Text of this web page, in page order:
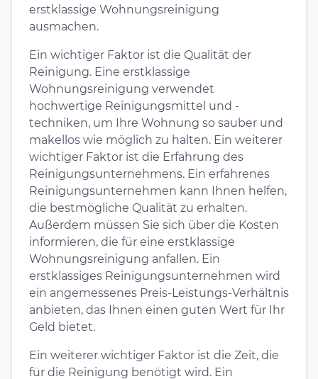
erstklassige Wohnungsreinigung
ausmachen.
Ein wichtiger Faktor ist die Qualität der
Reinigung. Eine erstklassige
Wohnungsreinigung verwendet
hochwertige Reinigungsmittel und -
techniken, um Ihre Wohnung so sauber und
makellos wie möglich zu halten. Ein weiterer
wichtiger Faktor ist die Erfahrung des
Reinigungsunternehmens. Ein erfahrenes
Reinigungsunternehmen kann Ihnen helfen,
die bestmögliche Qualität zu erhalten.
Außerdem müssen Sie sich über die Kosten
informieren, die für eine erstklassige
Wohnungsreinigung anfallen. Ein
erstklassiges Reinigungsunternehmen wird
ein angemessenes Preis-Leistungs-Verhältnis
anbieten, das Ihnen einen guten Wert für Ihr
Geld bietet.
Ein weiterer wichtiger Faktor ist die Zeit, die
für die Reinigung benötigt wird. Ein